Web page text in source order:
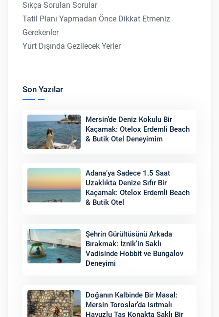
Sıkça Sorulan Sorular
Tatil Planı Yapmadan Önce Dikkat Etmeniz
Gerekenler
Yurt Dışında Gezilecek Yerler
Son Yazılar
Mersin’de Deniz Kokulu Bir
Kaçamak: Otelox Erdemli Beach
& Butik Otel Deneyimim
Adana’ya Sadece 1.5 Saat
Uzaklıkta Denize Sıfır Bir
Kaçamak: Otelox Erdemli Beach
& Butik Otel
Şehrin Gürültüsünü Arkada
Bırakmak: İznik’in Saklı
Vadisinde Hobbit ve Bungalov
Deneyimi
Doğanın Kalbinde Bir Masal:
Mersin Toroslar’da Isıtmalı
Havuzlu Taş Konakta Saklı Bir